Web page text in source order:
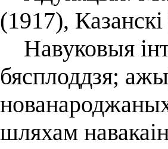
(1917), Казанскі
Навуковыя
бясплоддзя;
шляхам